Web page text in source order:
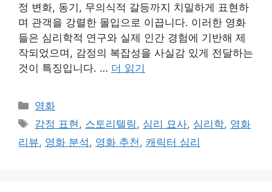
정 변화, 동기, 무의식적 갈등까지 치밀하게 표현하
며 관객을 강렬한 몰입으로 이끕니다. 이러한 영화
들은 심리학적 연구와 실제 인간 경험에 기반해 제
작되었으며, 감정의 복잡성을 사실감 있게 전달하는
것이 특징입니다. … 더 읽기
카
테
고
리
영화
태
그
감정 표현 , 스토리텔링 , 심리 묘사, 심리학, 영화
리뷰, 영화 분석 , 영화 추천 , 캐릭터 심리